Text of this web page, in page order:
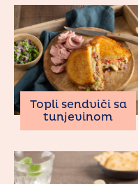
Topli sendviči sa
tunjevinom